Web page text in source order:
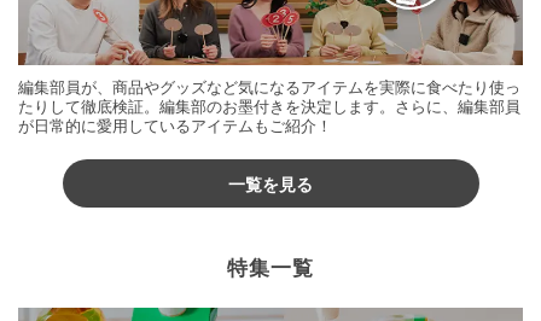
編集部員が、商品やグッズなど気になるアイテムを実際に食べたり使っ
たりして徹底検証。編集部のお墨付きを決定します。さらに、編集部員
が日常的に愛用しているアイテムもご紹介！
一覧を見る
特集一覧